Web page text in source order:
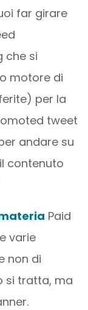
far girare
che si
motore di
per la
tweet
andare su
contenuto
Paid
varie
non di
si tratta, ma